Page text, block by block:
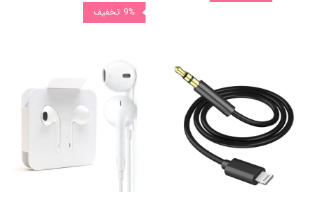
9% تخفیف